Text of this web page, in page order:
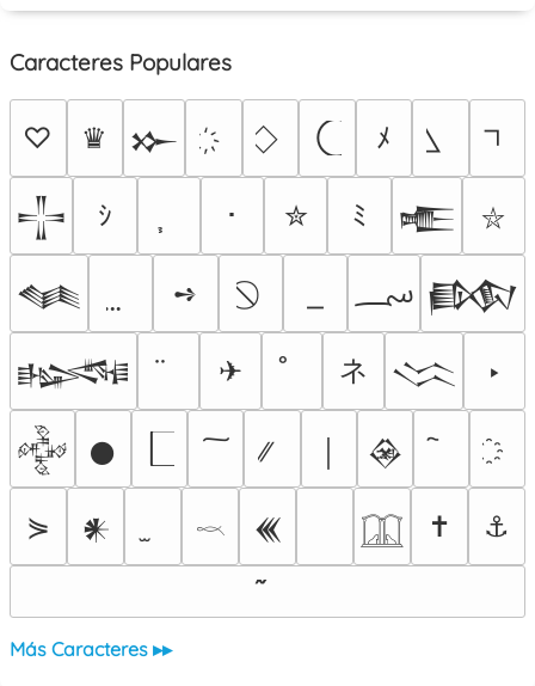
Caracteres Populares
♡ ♛ 𒁍 ﾒ
𒋲 ｼ ･ ✮ ﾐ 𒍫 ⛥
𒈝 ➺ ؄ 𒁃
𒈙 ✈ ネ 𒈱 ‣
𒅒 𒊹 𒊲
⋟ 𒀭 𓎖 𒌍 𓉳 ✝ ⚓
Más Caracteres ▸▸